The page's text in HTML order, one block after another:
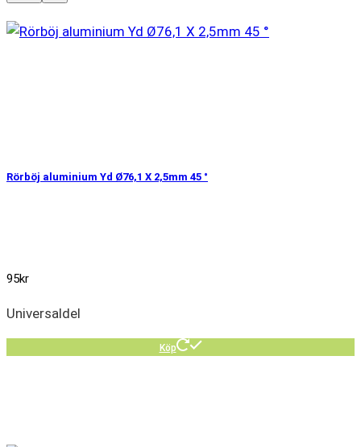
Rörböj aluminium Yd Ø76,1 X 2,5mm 45 °
95kr
Universaldel
Köp